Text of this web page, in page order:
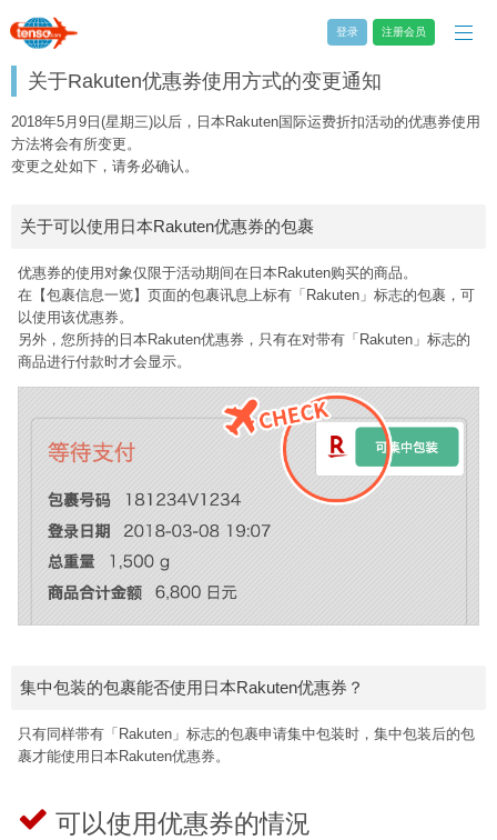
登录 注册会员
关于Rakuten优惠劵使用方式的变更通知
2018年5月9日(星期三)以后，日本Rakuten国际运费折扣活动的优惠券使用
方法将会有所变更。
变更之处如下，请务必确认。
关于可以使用日本Rakuten优惠券的包裹
优惠券的使用对象仅限于活动期间在日本Rakuten购买的商品。
在【包裹信息一览】页面的包裹讯息上标有「Rakuten」标志的包裹，可
以使用该优惠券。
另外，您所持的日本Rakuten优惠券，只有在对带有「Rakuten」标志的
商品进行付款时才会显示。
集中包装的包裹能否使用日本Rakuten优惠券？
只有同样带有「Rakuten」标志的包裹申请集中包装时，集中包装后的包
裹才能使用日本Rakuten优惠券。
可以使用优惠券的情況